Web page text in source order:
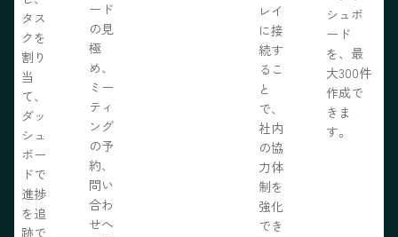
タス
クを
割り
当
て、
ダッ
シュ
ボー
ドで
進捗
を追
跡で
ード
の見
極
め、
ミー
ティ
ング
の予
約、
問い
合わ
せへ
レイ
に接
続す
るこ
と
で、
社内
の協
力体
制を
強化
でき
シュボ
ード
を、最
大300件
作成で
きま
す。